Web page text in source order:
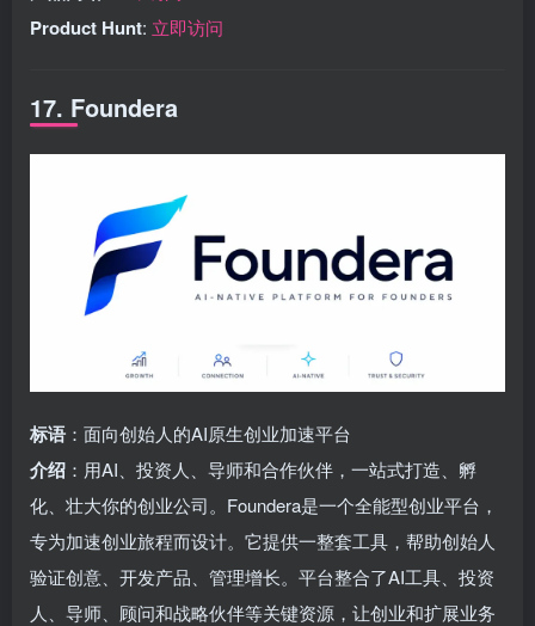
Product Hunt: 立即访问
17. Foundera
标语 ：面向创始人的AI原生创业加速平台
介绍 ：用AI、投资人、导师和合作伙伴，一站式打造、孵
化、壮大你的创业公司。Foundera是一个全能型创业平台，
专为加速创业旅程而设计。它提供一整套工具，帮助创始人
验证创意、开发产品、管理增长。平台整合了AI工具、投资
人、导师、顾问和战略伙伴等关键资源，让创业和扩展业务